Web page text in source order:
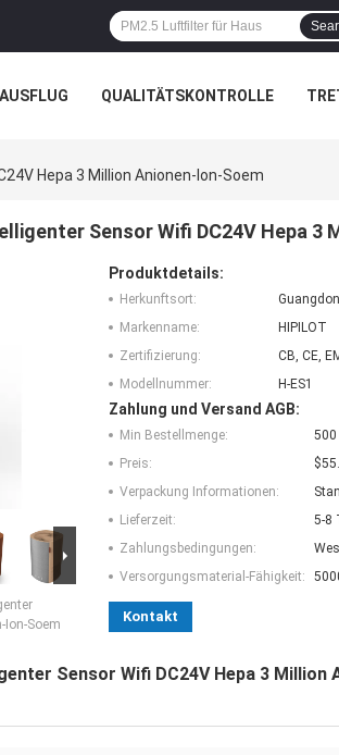
QUALITÄTSKONTROLLE
Hepa 3 Million Anionen-Ion-Soem
Sensor Wifi DC24V Hepa 3
Ion-Soem
Produktdetails:
Herkunftsort:
Markenname:
HIPILOT
Zertifizierung:
CB, CE,
Modellnummer:
H-ES1
Zahlung und Versand AGB:
Min Bestellmenge:
500
Preis:
Verpackung Informationen:
Lieferzeit:
5-8
Zahlungsbedingungen:
Versorgungsmaterial-Fähigkeit:
Kontakt
Sensor Wifi DC24V Hepa 3 Million